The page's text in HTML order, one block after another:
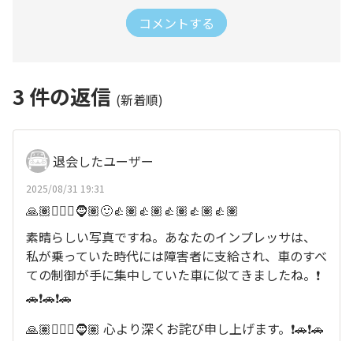
コメントする
3 件の返信 (新着順)
退会したユーザー
2025/08/31 19:31
🙏🏽🙇🏽‍♂️🧔🏽🙂👍🏽👍🏽👍🏽👍🏽👍🏽
素晴らしい写真ですね。あなたのインプレッサは、
私が乗っていた時代には障害者に支給され、車のすべ
ての制御が手に集中していた車に似てきましたね。❗
🚗❗🚗❗🚗
🙏🏽🙇🏽‍♂️🧔🏽 心より深くお詫び申し上げます。❗🚗❗🚗